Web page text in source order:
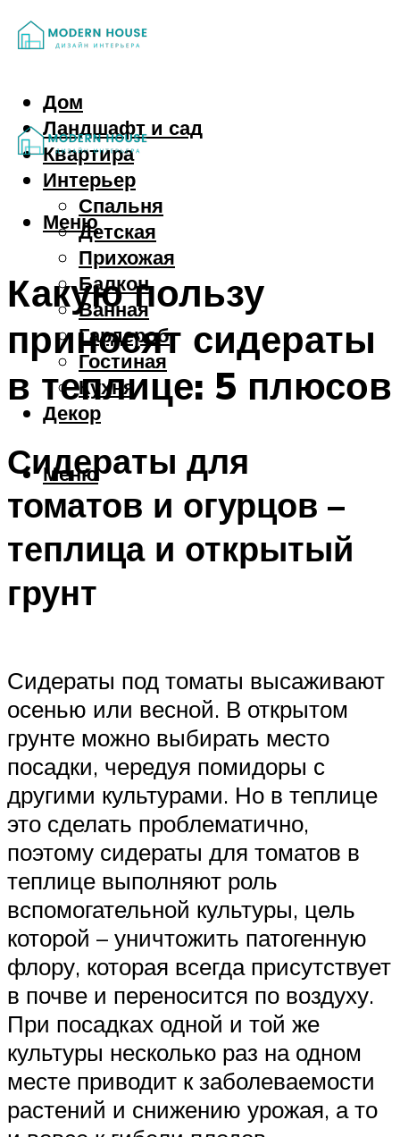
Дом
Ландшафт и сад
Квартира
Интерьер
Спальня
Детская
Прихожая
Балкон
Ванная
Гардероб
Гостиная
Кухня
Декор
Меню
Меню
Какую пользу
приносят сидераты
в теплице: 5 плюсов
Сидераты для
томатов и огурцов –
теплица и открытый
грунт
Сидераты под томаты высаживают
осенью или весной. В открытом
грунте можно выбирать место
посадки, чередуя помидоры с
другими культурами. Но в теплице
это сделать проблематично,
поэтому сидераты для томатов в
теплице выполняют роль
вспомогательной культуры, цель
которой – уничтожить патогенную
флору, которая всегда присутствует
в почве и переносится по воздуху.
При посадках одной и той же
культуры несколько раз на одном
месте приводит к заболеваемости
растений и снижению урожая, а то